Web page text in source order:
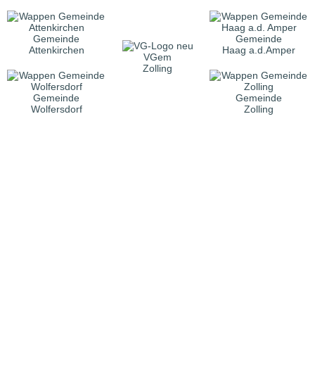
Gemeinde
Attenkirchen
VGem
Zolling
Gemeinde
Haag a.d.Amper
Gemeinde
Wolfersdorf
Gemeinde
Zolling